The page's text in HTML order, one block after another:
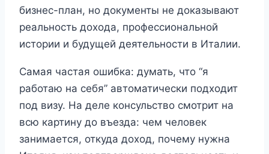
бизнес-план, но документы не доказывают
реальность дохода, профессиональной
истории и будущей деятельности в Италии.
Самая частая ошибка: думать, что “я
работаю на себя” автоматически подходит
под визу. На деле консульство смотрит на
всю картину до въезда: чем человек
занимается, откуда доход, почему нужна